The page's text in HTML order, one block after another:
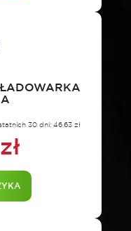
30 dni: 46,63 zł
zł